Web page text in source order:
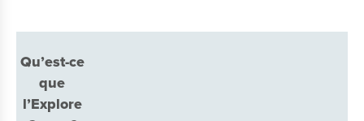
Qu’est-ce
que
l’Explore